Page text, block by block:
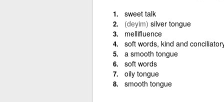
sweet talk
(deyim) silver tongue
mellifluence
soft words, kind and
a smooth tongue
soft words
oily tongue
smooth tongue